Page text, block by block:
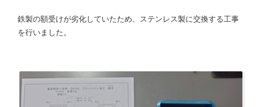
鉄製の額受けが劣化していたため、ステンレス製に交換する工事
を行いました。